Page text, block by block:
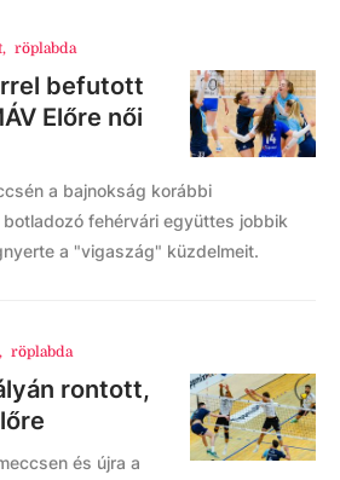
, röplabda
befutott
Előre női
a bajnokság korábbi
fehérvári együttes jobbik
a "vigaszág" küzdelmeit.
, röplabda
rontott,
és újra a